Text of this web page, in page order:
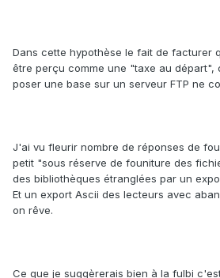
Dans cette hypothèse le fait de facturer
être perçu comme une "taxe au départ",
poser une base sur un serveur FTP ne
J'ai vu fleurir nombre de réponses de
petit "sous réserve de founiture des
des bibliothèques étranglées par un
Et un export Ascii des lecteurs avec
on rêve.
Ce que je suggèrerais bien à la fulbi